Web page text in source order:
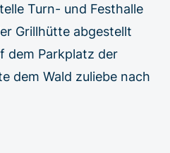
Turn- und Festhalle
Grillhütte abgestellt
dem Parkplatz der
dem Wald zuliebe nach